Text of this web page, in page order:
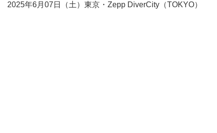
2025年6月07日（土）東京・Zepp DiverCity（TOKYO）